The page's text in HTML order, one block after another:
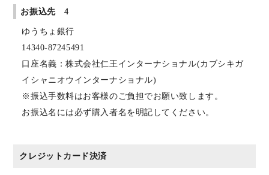
お振込先 4
ゆうちょ銀行
14340-87245491
口座名義：株式会社仁王インターナショナル(カブシキガ
イシャニオウインターナショナル)
※振込手数料はお客様のご負担でお願い致します。
お振込名には必ず購入者名を明記してください。
クレジットカード決済